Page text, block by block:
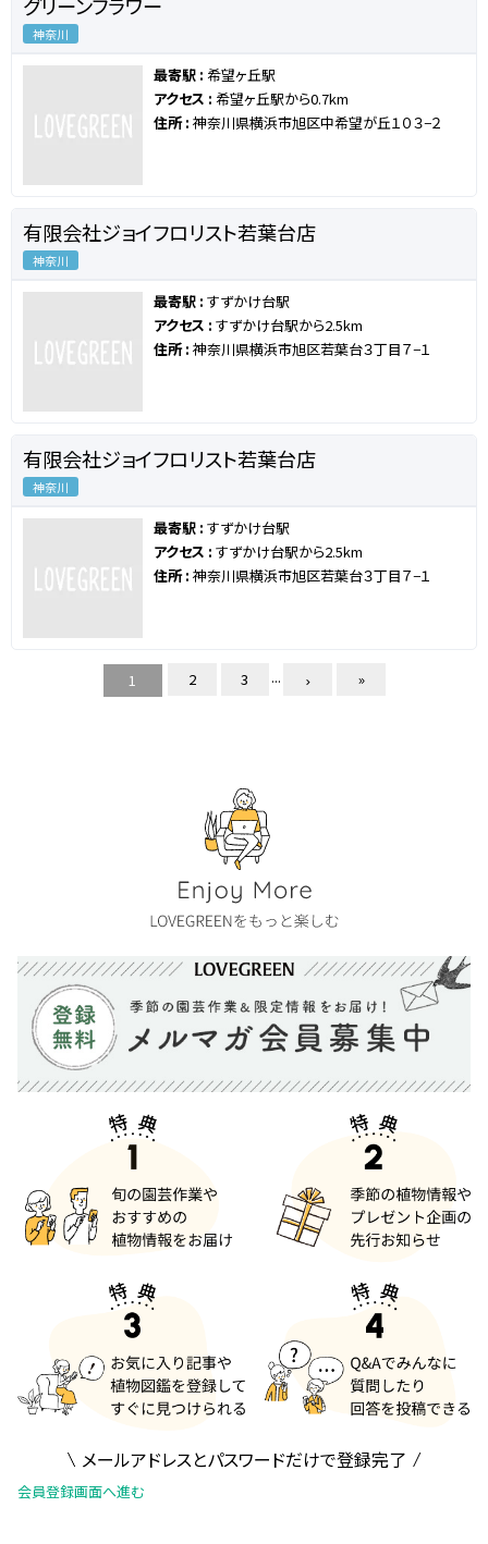
グリーンフラワー
神奈川
最寄駅 : 希望ヶ丘駅
アクセス : 希望ヶ丘駅から0.7km
住所 : 神奈川県横浜市旭区中希望が丘１０３−２
有限会社ジョイフロリスト若葉台店
神奈川
最寄駅 : すずかけ台駅
アクセス : すずかけ台駅から2.5km
住所 : 神奈川県横浜市旭区若葉台３丁目７−１
有限会社ジョイフロリスト若葉台店
神奈川
最寄駅 : すずかけ台駅
アクセス : すずかけ台駅から2.5km
住所 : 神奈川県横浜市旭区若葉台３丁目７−１
1 2 3 ... »
メールアドレスとパスワードだけで登録完了
会員登録画面へ進む